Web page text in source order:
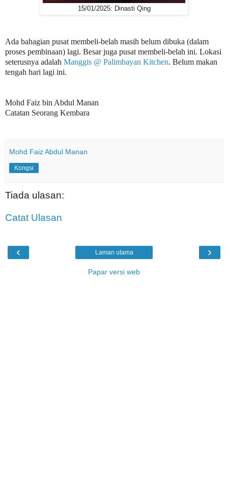
15/01/2025: Dinasti Qing
Ada bahagian pusat membeli-belah masih belum dibuka (dalam
proses pembinaan) lagi. Besar juga pusat membeli-belah ini. Lokasi
seterusnya adalah Manggis @ Palimbayan Kitchen. Belum makan
tengah hari lagi ini.
Mohd Faiz bin Abdul Manan
Catatan Seorang Kembara
Mohd Faiz Abdul Manan
Kongsi
Tiada ulasan:
Catat Ulasan
‹ ›
Laman utama
Papar versi web